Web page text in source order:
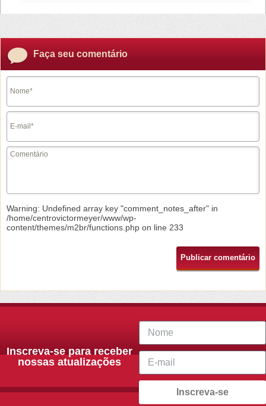
Faça seu comentário
Warning: Undefined array key "comment_notes_after" in
/home/centrovictormeyer/www/wp-
content/themes/m2br/functions.php on line 233
Inscreva-se para receber
nossas atualizações
Inscreva-se